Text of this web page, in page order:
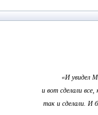
«И увидел
и вот сделали
так и сделали. И